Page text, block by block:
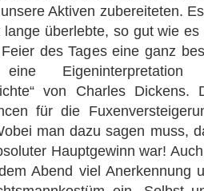
Aktiven zubereiteten.
überlebte, so gut wie
des Tages eine ganz
von Charles
für die
man dazu sagen muss,
Hauptgewinn war!
Abend viel Anerkennung